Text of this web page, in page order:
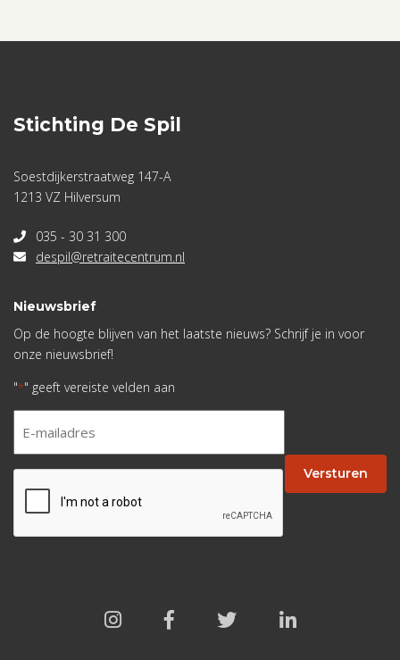
Stichting De Spil
Soestdijkerstraatweg 147-A
1213 VZ Hilversum
035 - 30 31 300
despil@retraitecentrum.nl
Nieuwsbrief
Op de hoogte blijven van het laatste nieuws? Schrijf je in voor
onze nieuwsbrief!
"*" geeft vereiste velden aan
* Versturen